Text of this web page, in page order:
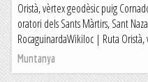
Oristà, vèrtex geodèsic puig
oratori dels Sants Màrtirs, Sant
RocaguinardaWikiloc | Ruta
Muntanya